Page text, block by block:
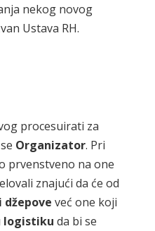
nekog novog
Ustava RH.
procesuirati za
Organizator. Pri
prvenstveno na one
znajući da će od
džepove već one koji
logistiku da bi se